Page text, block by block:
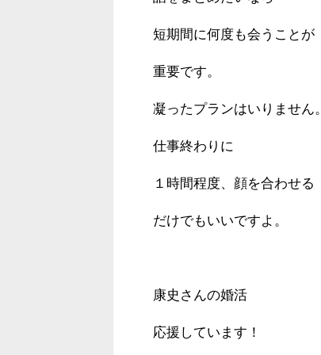
短期間に何度も会うことが
重要です。
凝ったプランはいりません。
仕事終わりに
１時間程度、顔を合わせる
だけでもいいですよ。
康史さんの婚活
応援しています！